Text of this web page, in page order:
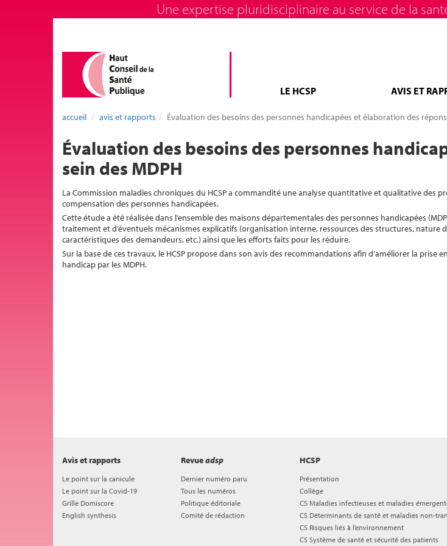
Une expertise pluridisciplinaire au service de la
LE HCSP AVIS ET
accueil avis et rapports Évaluation des besoins des personnes handicapées et élaboration des
Évaluation des besoins des personnes
sein des MDPH
La Commission maladies chroniques du HCSP a commandité une analyse quantitative et qualitative des
compensation des personnes handicapées.
Cette étude a été réalisée dans l’ensemble des maisons départementales des personnes handicapées
traitement et d’éventuels mécanismes explicatifs (organisation interne, ressources des structures, nature
caractéristiques des demandeurs, etc.) ainsi que les efforts faits pour les réduire.
Sur la base de ces travaux, le HCSP propose dans son avis des recommandations afin d’améliorer la prise
handicap par les MDPH.
HCSP
Présentation
Collège
CS Maladies infectieuses et maladies
CS Déterminants de santé et maladies non-
CS Risques liés à l’environnement
CS Système de santé et sécurité des patients
Avis et rapports
Le point sur la canicule
Le point sur la Covid-19
Grille Domiscore
English synthesis
Revueadsp
Dernier numéro paru
Tous les numéros
Politique éditoriale
Comité de rédaction